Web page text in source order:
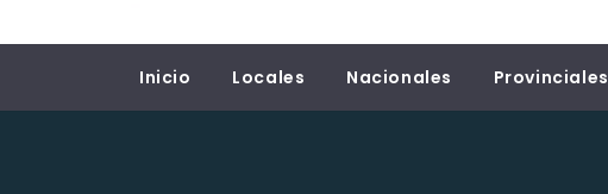
Inicio Locales Nacionales Provinciales